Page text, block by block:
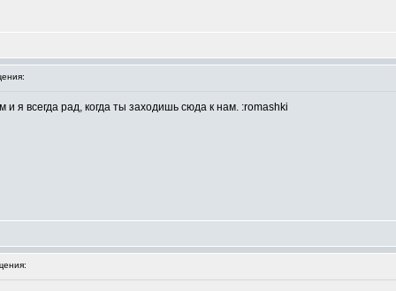
я всегда рад, когда ты заходишь сюда к нам. :romashki